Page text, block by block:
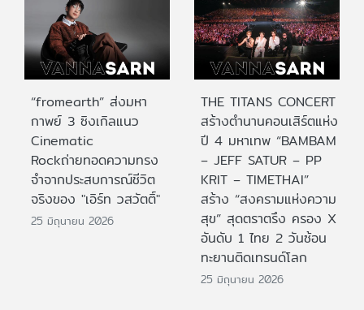
“fromearth” ส่งมหา
กาพย์ 3 ซิงเกิลแนว
Cinematic
Rockถ่ายทอดความทรง
จำจากประสบการณ์ชีวิต
จริงของ "เอิร์ท วสวัตติ์"
25 มิถุนายน 2026
THE TITANS CONCERT
สร้างตำนานคอนเสิร์ตแห่ง
ปี 4 มหาเทพ “BAMBAM
– JEFF SATUR – PP
KRIT – TIMETHAI”
สร้าง “สงครามแห่งความ
สุข” สุดตราตรึง ครอง X
อันดับ 1 ไทย 2 วันซ้อน
ทะยานติดเทรนด์โลก
25 มิถุนายน 2026